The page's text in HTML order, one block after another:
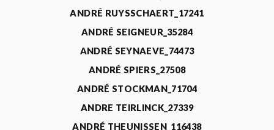
ANDRÉ RUYSSCHAERT_17241
ANDRÉ SEIGNEUR_35284
ANDRÉ SEYNAEVE_74473
ANDRÉ SPIERS_27508
ANDRÉ STOCKMAN_71704
ANDRE TEIRLINCK_27339
ANDRÉ THEUNISSEN_116438